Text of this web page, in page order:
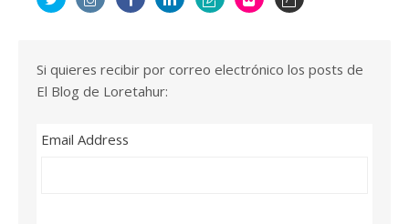
Si quieres recibir por correo electrónico los posts de
El Blog de Loretahur:
Email Address